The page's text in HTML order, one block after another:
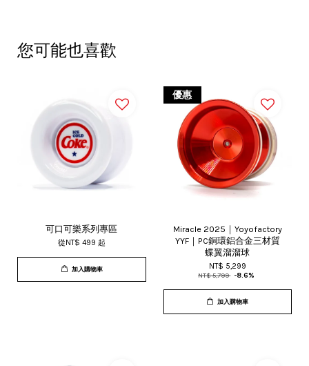
您可能也喜歡
可口可樂系列專區
從NT$ 499 起
加入購物車
優惠
Miracle 2025｜Yoyofactory
YYF｜PC銅環鋁合金三材質
蝶翼溜溜球
NT$ 5,299
NT$ 5,799 -8.6%
加入購物車